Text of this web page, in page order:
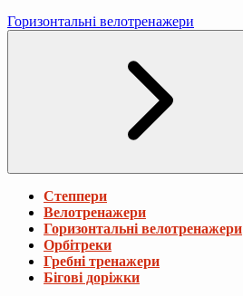
Горизонтальні велотренажери
Степпери
Велотренажери
Горизонтальні велотренажери
Орбітреки
Гребні тренажери
Бігові доріжки